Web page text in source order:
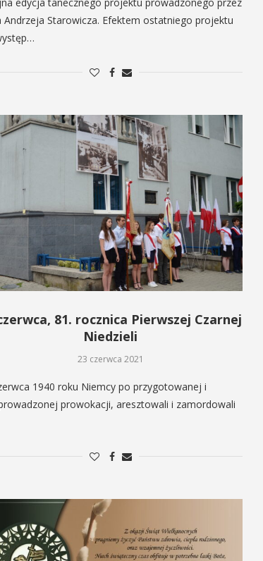
Andrzeja Starowicza. Efektem ostatniego projektu
81. rocznica Pierwszej Czarnej
Niedzieli
23 czerwca 2021
1940 roku Niemcy po przygotowanej i
prowokacji, aresztowali i zamordowali